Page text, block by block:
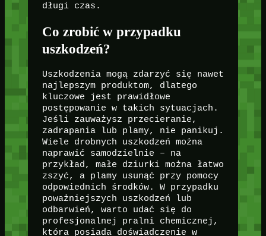
długi czas.
Co zrobić w przypadku
uszkodzeń?
Uszkodzenia mogą zdarzyć się nawet
najlepszym produktom, dlatego
kluczowe jest prawidłowe
postępowanie w takich sytuacjach.
Jeśli zauważysz przecieranie,
zadrapania lub plamy, nie panikuj.
Wiele drobnych uszkodzeń można
naprawić samodzielnie – na
przykład, małe dziurki można łatwo
zszyć, a plamy usunąć przy pomocy
odpowiednich środków. W przypadku
poważniejszych uszkodzeń lub
odbarwień, warto udać się do
profesjonalnej pralni chemicznej,
która posiada doświadczenie w